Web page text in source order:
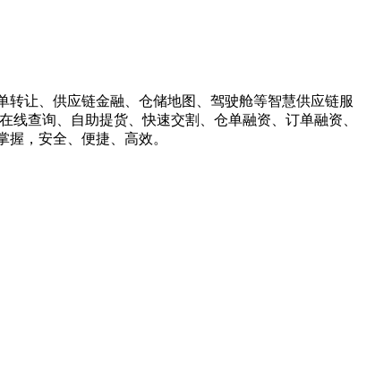
让、供应链金融、仓储地图、驾驶舱等智慧供应链服
查询、自助提货、快速交割、仓单融资、订单融资、
，安全、便捷、高效。